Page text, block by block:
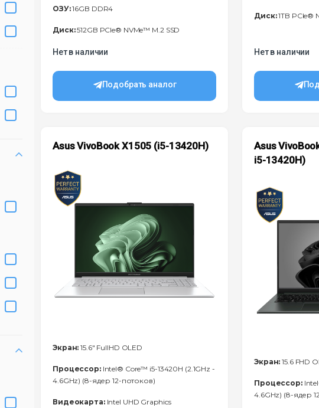
ОЗУ:16GB DDR4
Диск:512GB PCIe® NVMe™ M.2 SSD
Нет в наличии
Подобрать аналог
Диск:1TB PCIe®
Нет в наличии
Asus VivoBook X1505 (i5-13420H)
Экран: 15.6" FullHD OLED
Процессор:Intel® Core™ i5-13420H (2.1GHz -
4.6GHz) (8-ядер 12-потоков)
Видеокарта:Intel UHD Graphics
Asus
i5-13420H)
Экран: 15.6 FHD
Процессор:
4.6GHz) (8-ядер